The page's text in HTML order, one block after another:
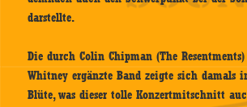
darstellte.
Die durch Colin Chipman (The
Whitney ergänzte Band zeigte sich damals
Blüte, was dieser tolle Konzertmitschnitt